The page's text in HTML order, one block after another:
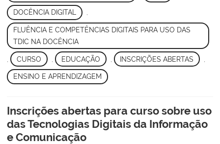
DOCÊNCIA DIGITAL
FLUÊNCIA E COMPETÊNCIAS DIGITAIS PARA USO DAS
TDIC NA DOCÊNCIA
CURSO EDUCAÇÃO INSCRIÇÕES ABERTAS
ENSINO E APRENDIZAGEM
Inscrições abertas para curso sobre uso
das Tecnologias Digitais da Informação
e Comunicação